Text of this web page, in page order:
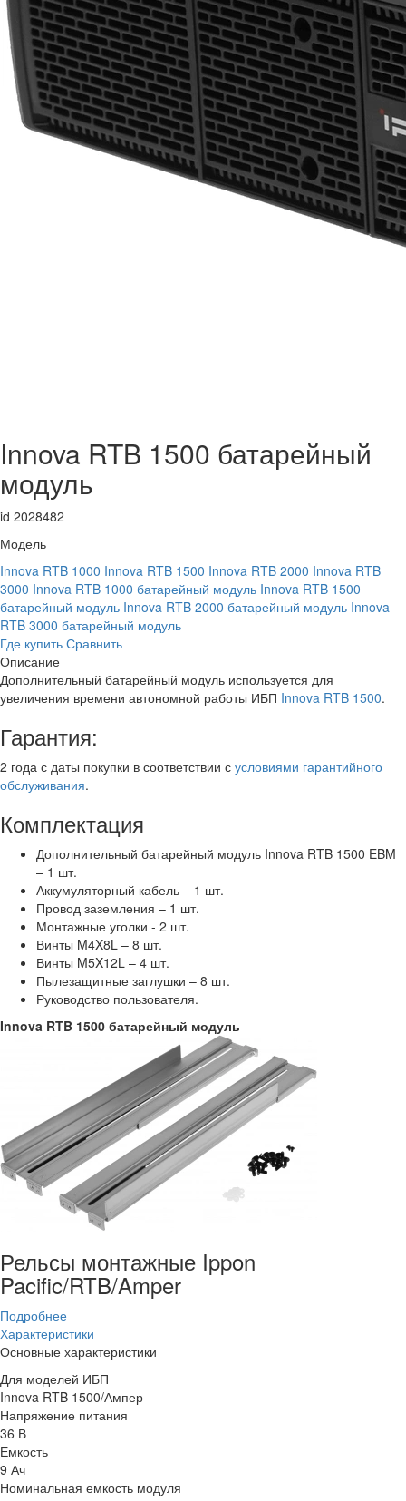
Innova RTB 1500 батарейный
модуль
id 2028482
Модель
Innova RTB 1000 Innova RTB 1500 Innova RTB 2000 Innova RTB
3000 Innova RTB 1000 батарейный модуль Innova RTB 1500
батарейный модуль Innova RTB 2000 батарейный модуль Innova
RTB 3000 батарейный модуль
Где купить Сравнить
Описание
Дополнительный батарейный модуль используется для
увеличения времени автономной работы ИБП Innova RTB 1500.
Гарантия:
2 года с даты покупки в соответствии с условиями гарантийного
обслуживания.
Комплектация
Дополнительный батарейный модуль Innova RTB 1500 EBM
– 1 шт.
Аккумуляторный кабель – 1 шт.
Провод заземления – 1 шт.
Монтажные уголки - 2 шт.
Винты M4X8L – 8 шт.
Винты M5X12L – 4 шт.
Пылезащитные заглушки – 8 шт.
Руководство пользователя.
Innova RTB 1500 батарейный модуль
Рельсы монтажные Ippon
Pacific/RTB/Amper
Подробнее
Характеристики
Основные характеристики
Для моделей ИБП
Innova RTB 1500/Ампер
Напряжение питания
36 В
Емкость
9 Ач
Номинальная емкость модуля